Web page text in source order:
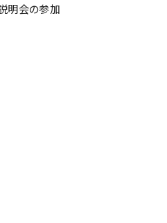
明会の参加